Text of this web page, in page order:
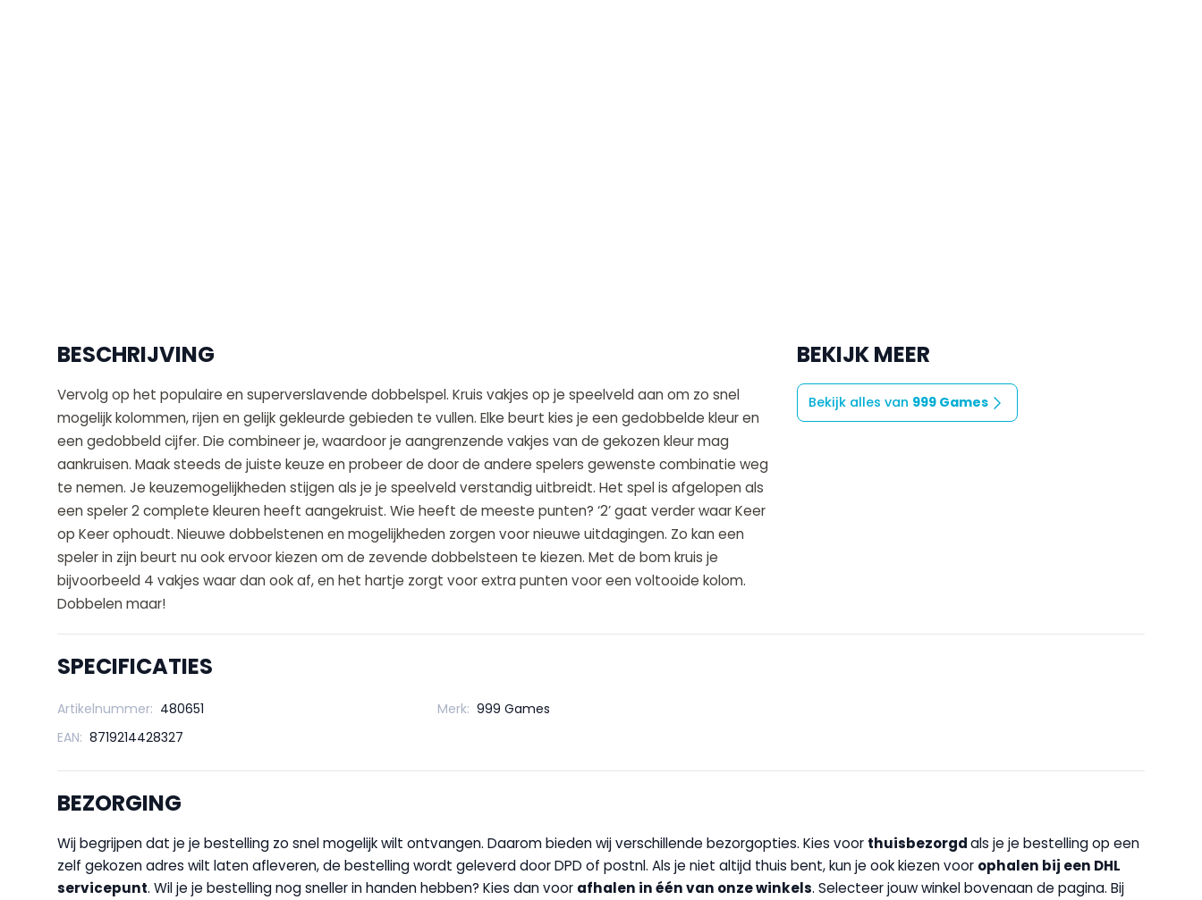
BEKIJK MEER
Bekijk alles van 999 Games
BESCHRIJVING
Vervolg op het populaire en superverslavende dobbelspel. Kruis vakjes op je speelveld aan om zo snel
mogelijk kolommen, rijen en gelijk gekleurde gebieden te vullen. Elke beurt kies je een gedobbelde kleur en
een gedobbeld cijfer. Die combineer je, waardoor je aangrenzende vakjes van de gekozen kleur mag
aankruisen. Maak steeds de juiste keuze en probeer de door de andere spelers gewenste combinatie weg
te nemen. Je keuzemogelijkheden stijgen als je je speelveld verstandig uitbreidt. Het spel is afgelopen als
een speler 2 complete kleuren heeft aangekruist. Wie heeft de meeste punten? ‘2’ gaat verder waar Keer
op Keer ophoudt. Nieuwe dobbelstenen en mogelijkheden zorgen voor nieuwe uitdagingen. Zo kan een
speler in zijn beurt nu ook ervoor kiezen om de zevende dobbelsteen te kiezen. Met de bom kruis je
bijvoorbeeld 4 vakjes waar dan ook af, en het hartje zorgt voor extra punten voor een voltooide kolom.
Dobbelen maar!
SPECIFICATIES
Artikelnummer: 480651 Merk: 999 Games
EAN: 8719214428327
BEZORGING
Wij begrijpen dat je je bestelling zo snel mogelijk wilt ontvangen. Daarom bieden wij verschillende bezorgopties. Kies voor thuisbezorgdals je je bestelling op een
zelf gekozen adres wilt laten afleveren, de bestelling wordt geleverd door DPD of postnl. Als je niet altijd thuis bent, kun je ook kiezen voor ophalen bij een DHL
servicepunt. Wil je je bestelling nog sneller in handen hebben? Kies dan voor afhalen in één van onze winkels. Selecteer jouw winkel bovenaan de pagina. Bij